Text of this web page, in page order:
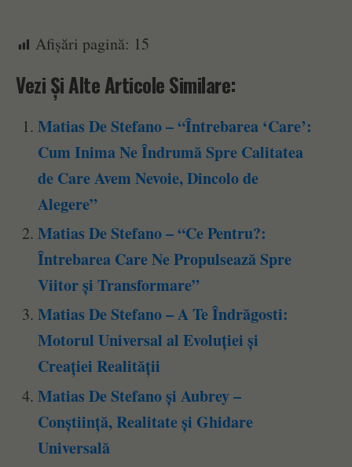
Afișări pagină: 15
Vezi Și Alte Articole Similare:
Matias De Stefano – “Întrebarea ‘Care’:
Cum Inima Ne Îndrumă Spre Calitatea
de Care Avem Nevoie, Dincolo de
Alegere”
Matias De Stefano – “Ce Pentru?:
Întrebarea Care Ne Propulsează Spre
Viitor și Transformare”
Matias De Stefano – A Te Îndrăgosti:
Motorul Universal al Evoluției și
Creației Realității
Matias De Stefano și Aubrey –
Conștiință, Realitate și Ghidare
Universală